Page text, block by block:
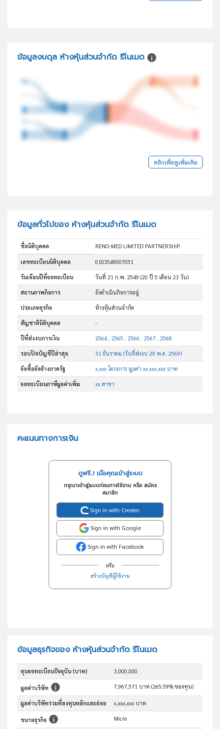
ข้อมูลงบดุล ห้างหุ้นส่วนจำกัด รีโนเมด
คลิกเพื่อดูเพิ่มเติม
ข้อมูลทั่วไปของ ห้างหุ้นส่วนจำกัด รีโนเมด
ชื่อนิติบุคคล RENO-MED LIMITED PARTNERSHIP
เลขทะเบียนนิติบุคคล 0103549007051
วันเดือนปีที่จดทะเบียน วันที่ 21 ก.พ. 2549(20 ปี 5 เดือน 23 วัน)
สถานภาพกิจการ ยังดำเนินกิจการอยู่
ประเภทธุรกิจ ห้างหุ้นส่วนจำกัด
สัญชาตินิติบุคคล -
ปีที่ส่งงบการเงิน 2564 , 2565 , 2566 , 2567 , 2568
รอบปิดบัญชีปีล่าสุด 31 ธันวาคม (วันที่ส่งงบ 29 พ.ค. 2569)
จัดซื้อจัดจ้างภาครัฐ x,xxx โครงการ มูลค่า xx,xxx,xxx บาท
จดทะเบียนภาษีมูลค่าเพิ่ม xx สาขา
คะแนนทางการเงิน
ดูฟรี..! เมื่อคุณเข้าสู่ระบบ
กรุณาเข้าสู่ระบบก่อนการใช้งาน หรือ สมัคร
สมาชิก
Sign in with Creden
Sign in with Google
Sign in with Facebook
หรือ
สร้างบัญชีผู้ใช้งาน
ข้อมูลธุรกิจของ ห้างหุ้นส่วนจำกัด รีโนเมด
ทุนจดทะเบียนปัจจุบัน (บาท) 3,000,000
มูลค่าบริษัท 7,967,571 บาท (265.59% ของทุน)
มูลค่าบริษัทรวมที่ลงทุนหลักและย่อย x,xxx,xxx บาท
ขนาดธุรกิจ Micro